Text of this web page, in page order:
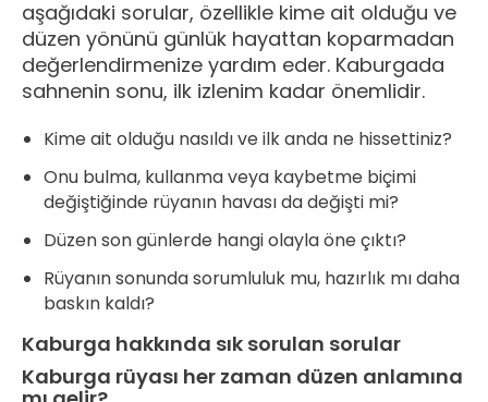
aşağıdaki sorular, özellikle kime ait olduğu ve
düzen yönünü günlük hayattan koparmadan
değerlendirmenize yardım eder. Kaburgada
sahnenin sonu, ilk izlenim kadar önemlidir.
Kime ait olduğu nasıldı ve ilk anda ne hissettiniz?
Onu bulma, kullanma veya kaybetme biçimi
değiştiğinde rüyanın havası da değişti mi?
Düzen son günlerde hangi olayla öne çıktı?
Rüyanın sonunda sorumluluk mu, hazırlık mı daha
baskın kaldı?
Kaburga hakkında sık sorulan sorular
Kaburga rüyası her zaman düzen anlamına